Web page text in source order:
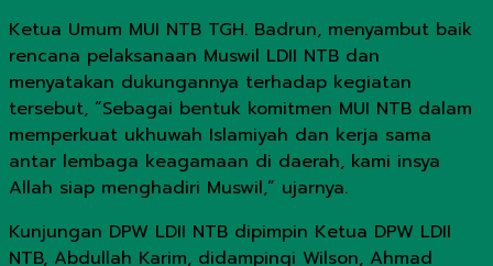
Ketua Umum MUI NTB TGH. Badrun, menyambut baik
rencana pelaksanaan Muswil LDII NTB dan
menyatakan dukungannya terhadap kegiatan
tersebut, “Sebagai bentuk komitmen MUI NTB dalam
memperkuat ukhuwah Islamiyah dan kerja sama
antar lembaga keagamaan di daerah, kami insya
Allah siap menghadiri Muswil,” ujarnya.
Kunjungan DPW LDII NTB dipimpin Ketua DPW LDII
NTB, Abdullah Karim, didampingi Wilson, Ahmad